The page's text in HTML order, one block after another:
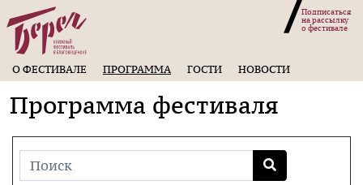
Подписаться
на рассылку
о фестивале
О ФЕСТИВАЛЕ ПРОГРАММА ГОСТИ НОВОСТИ
Программа фестиваля